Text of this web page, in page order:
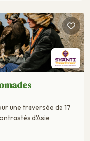
une traversée de 17
d'Asie